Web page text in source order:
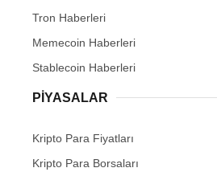
Tron Haberleri
Memecoin Haberleri
Stablecoin Haberleri
PIYASALAR
Kripto Para Fiyatları
Kripto Para Borsaları